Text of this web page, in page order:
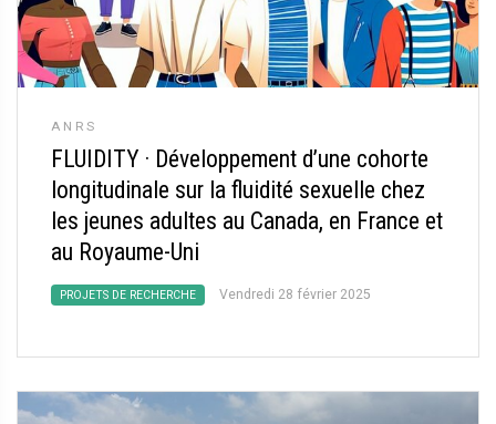
ANRS
FLUIDITY · Développement d’une cohorte
longitudinale sur la fluidité sexuelle chez
les jeunes adultes au Canada, en France et
au Royaume-Uni
PROJETS DE RECHERCHE Vendredi 28 février 2025